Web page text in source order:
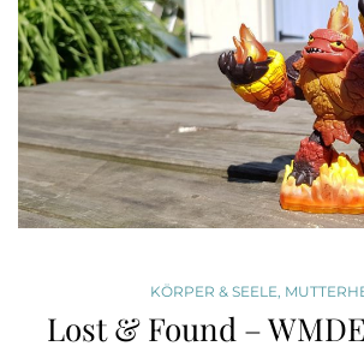
KÖRPER & SEELE,
Lost & Found –